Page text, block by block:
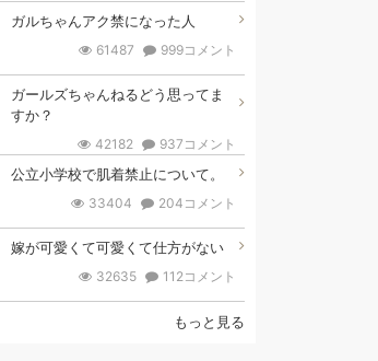
ガルちゃんアク禁になった人
61487 999コメント
ガールズちゃんねるどう思ってま
すか？
42182 937コメント
公立小学校で肌着禁止について。
33404 204コメント
嫁が可愛くて可愛くて仕方がない
32635 112コメント
もっと見る